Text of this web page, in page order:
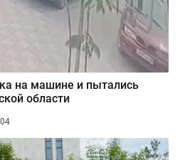
на машине и пытались
области